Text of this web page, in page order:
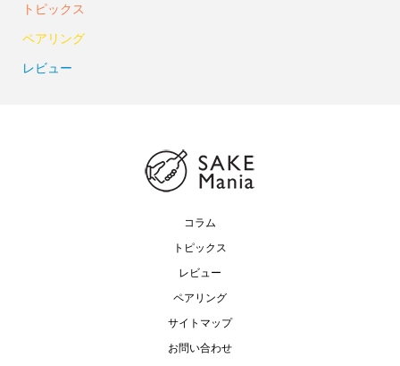
トピックス
ペアリング
レビュー
コラム
トピックス
レビュー
ペアリング
サイトマップ
お問い合わせ